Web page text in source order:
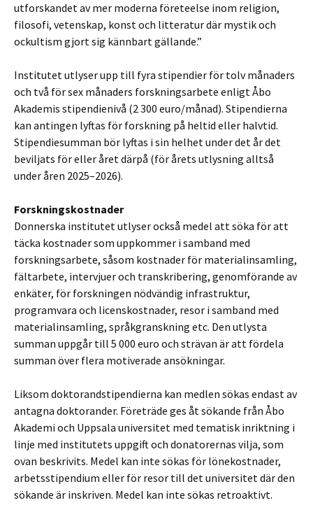
utforskandet av mer moderna företeelse inom religion,
filosofi, vetenskap, konst och litteratur där mystik och
ockultism gjort sig kännbart gällande.”
Institutet utlyser upp till fyra stipendier för tolv månaders
och två för sex månaders forskningsarbete enligt Åbo
Akademis stipendienivå (2 300 euro/månad). Stipendierna
kan antingen lyftas för forskning på heltid eller halvtid.
Stipendiesumman bör lyftas i sin helhet under det år det
beviljats för eller året därpå (för årets utlysning alltså
under åren 2025–2026).
Forskningskostnader
Donnerska institutet utlyser också medel att söka för att
täcka kostnader som uppkommer i samband med
forskningsarbete, såsom kostnader för materialinsamling,
fältarbete, intervjuer och transkribering, genomförande av
enkäter, för forskningen nödvändig infrastruktur,
programvara och licenskostnader, resor i samband med
materialinsamling, språkgranskning etc. Den utlysta
summan uppgår till 5 000 euro och strävan är att fördela
summan över flera motiverade ansökningar.
Liksom doktorandstipendierna kan medlen sökas endast av
antagna doktorander. Företräde ges åt sökande från Åbo
Akademi och Uppsala universitet med tematisk inriktning i
linje med institutets uppgift och donatorernas vilja, som
ovan beskrivits. Medel kan inte sökas för lönekostnader,
arbetsstipendium eller för resor till det universitet där den
sökande är inskriven. Medel kan inte sökas retroaktivt.